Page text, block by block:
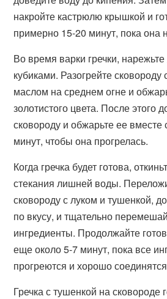
накройте кастрюлю крышкой и
примерно 15-20 минут, пока она
Во время варки гречки,
кубиками. Разогрейте сковороду
маслом на среднем огне и
золотистого цвета. После этого
сковороду и обжарьте ее вместе
минут, чтобы она прогрелась.
Когда гречка будет готова,
стекания лишней воды.
сковороду с луком и тушенкой,
по вкусу, и тщательно
ингредиенты. Продолжайте
еще около 5-7 минут, пока все
прогреются и хорошо
Гречка с тушенкой на сковороде